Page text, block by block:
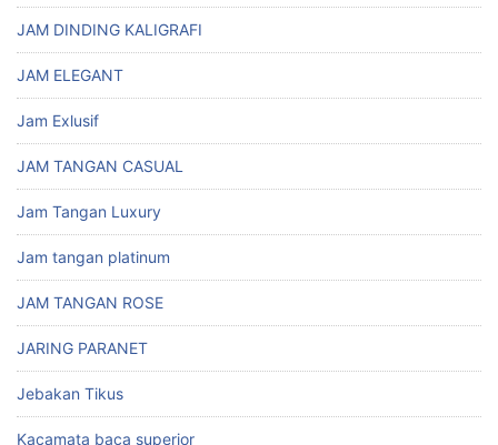
JAM DINDING KALIGRAFI
JAM ELEGANT
Jam Exlusif
JAM TANGAN CASUAL
Jam Tangan Luxury
Jam tangan platinum
JAM TANGAN ROSE
JARING PARANET
Jebakan Tikus
Kacamata baca superior